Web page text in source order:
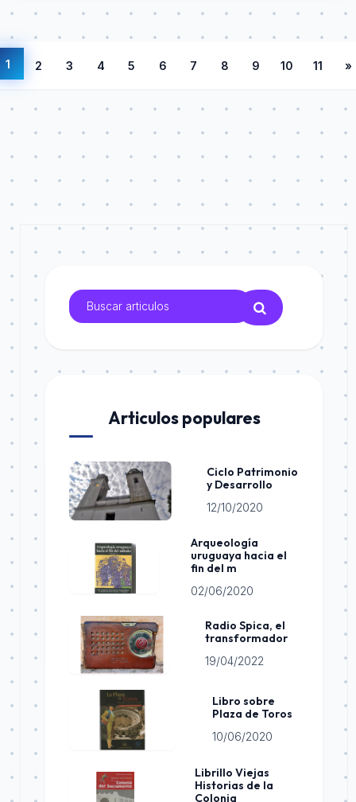
1 2 3 4 5 6 7 8 9 10 11 »
Articulos populares
Ciclo Patrimonio
y Desarrollo
12/10/2020
Arqueología
uruguaya hacia el
fin del m
02/06/2020
Radio Spica, el
transformador
19/04/2022
Libro sobre
Plaza de Toros
10/06/2020
Librillo Viejas
Historias de la
Colonia